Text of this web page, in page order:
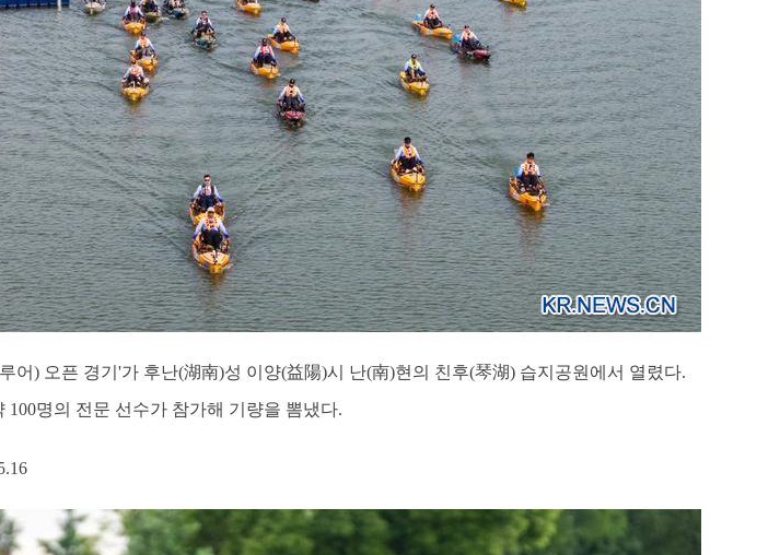
어) 오픈 경기'가 후난(湖南)성 이양(益陽)시 난(南)현의 친후(琴湖) 습지공원에서 열렸다.
명의 전문 선수가 참가해 기량을 뽐냈다.